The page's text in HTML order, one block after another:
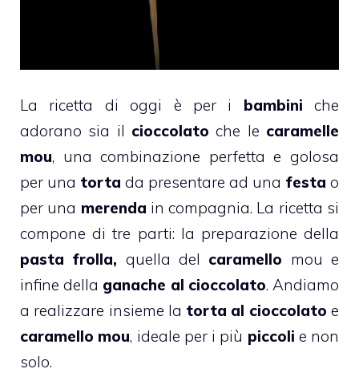
La ricetta di oggi è per i bambini che
adorano sia il cioccolato che le caramelle
mou, una combinazione perfetta e golosa
per una torta da presentare ad una festa o
per una merenda in compagnia. La ricetta si
compone di tre parti: la preparazione della
pasta frolla, quella del caramello mou e
infine della ganache al cioccolato. Andiamo
a realizzare insieme la torta al cioccolato e
caramello mou, ideale per i più piccoli e non
solo.